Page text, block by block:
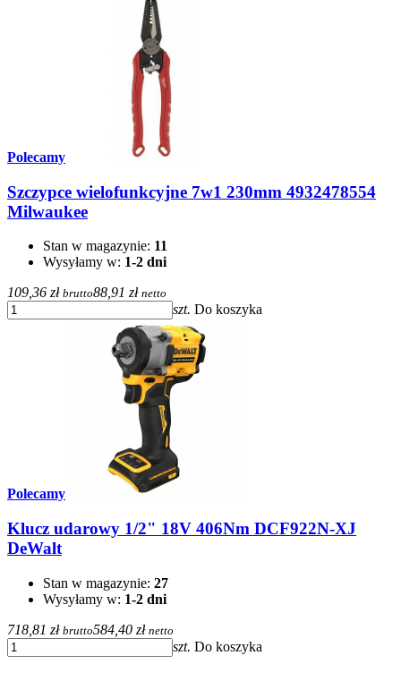
Polecamy
Szczypce wielofunkcyjne 7w1 230mm 4932478554
Milwaukee
Stan w magazynie: 11
Wysyłamy w: 1-2 dni
109,36 zł brutto88,91 zł netto
szt. Do koszyka
Polecamy
Klucz udarowy 1/2" 18V 406Nm DCF922N-XJ
DeWalt
Stan w magazynie: 27
Wysyłamy w: 1-2 dni
718,81 zł brutto584,40 zł netto
szt. Do koszyka